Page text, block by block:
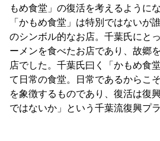
もめ食堂」の復活を考えるように
「かもめ食堂」は特別ではないが
のシンボル的なお店。千葉氏にと
ーメンを食べたお店であり、故郷
店でした。千葉氏曰く「かもめ食
て日常の食堂。日常であるからこ
を象徴するものであり、復活は復
ではないか」という千葉流復興プ